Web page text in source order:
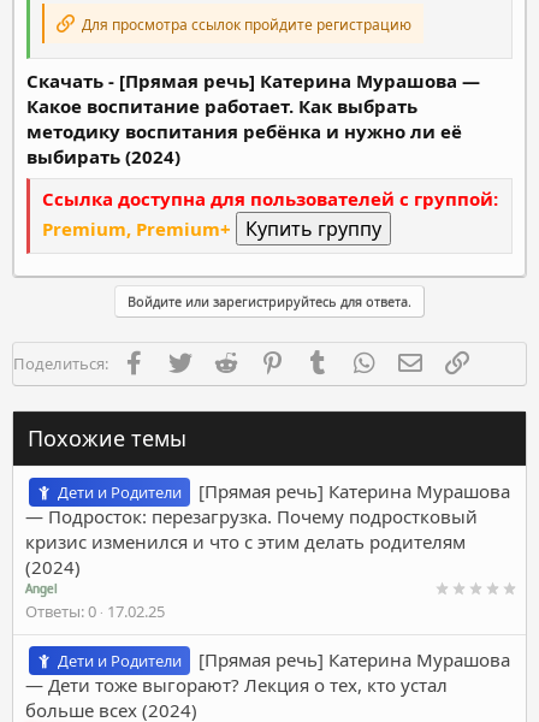
Для просмотра ссылок пройдите регистрацию
Скачать - [Прямая речь] Катерина Мурашова ―
Какое воспитание работает. Как выбрать
методику воспитания ребёнка и нужно ли её
выбирать (2024)
Ссылка доступна для пользователей с группой:
Premium, Premium+
Войдите или зарегистрируйтесь для ответа.
Поделиться: FacebookTwitter Reddit PinterestTumblr WhatsAppЭлектронная
Похожие темы
Дети и Родители
[Прямая речь] Катерина Мурашова
― Подросток: перезагрузка. Почему подростковый
кризис изменился и что с этим делать родителям
(2024)
Angel
Ответы 0 17.02.25
Дети и Родители
[Прямая речь] Катерина Мурашова
― Дети тоже выгорают? Лекция о тех, кто устал
больше всех (2024)